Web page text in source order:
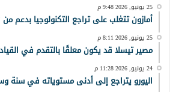
25 يونيو, 2026 9:48 م
أمازون تتغلب على تراجع التكنولوجيا بدعم
25 يونيو, 2026 8:11 م
مصير تيسلا قد يكون معلقًا بالتقدم في
24 يونيو, 2026 11:28 م
اليورو يتراجع إلى أدنى مستوياته في سنة